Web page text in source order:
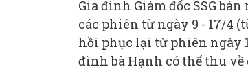
Gia đình Giám đốc SSG
các phiên từ ngày 9 - 17/4
hồi phục lại từ phiên ngày
đình bà Hạnh có thể thu về